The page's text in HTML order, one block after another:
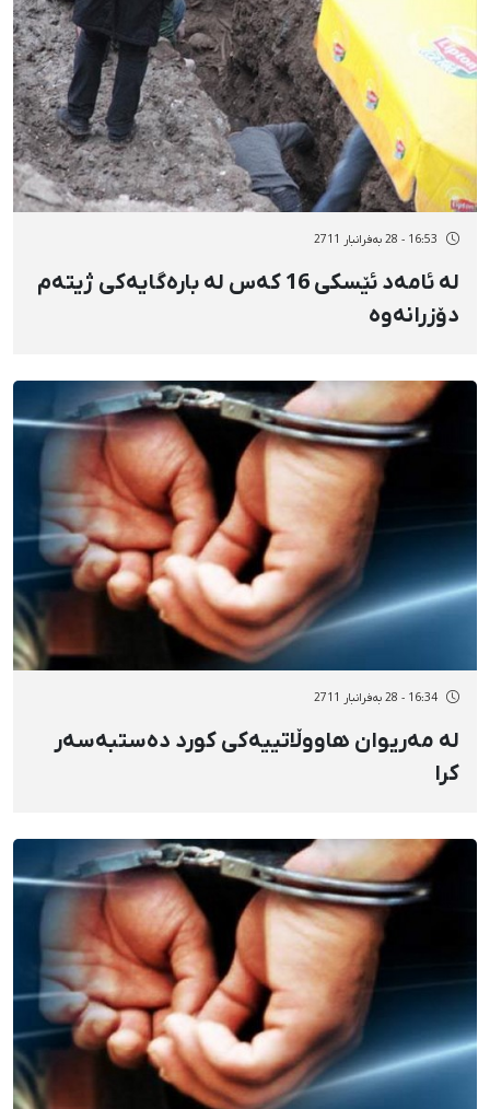
16:53 - 28 بەفرانبار 2711
لە ئامەد ئێسكی 16 كەس لە بارەگایەكی ژیتەم
دۆزرانەوە
16:34 - 28 بەفرانبار 2711
لە مەریوان هاووڵاتییەكی كورد دەستبەسەر
كرا